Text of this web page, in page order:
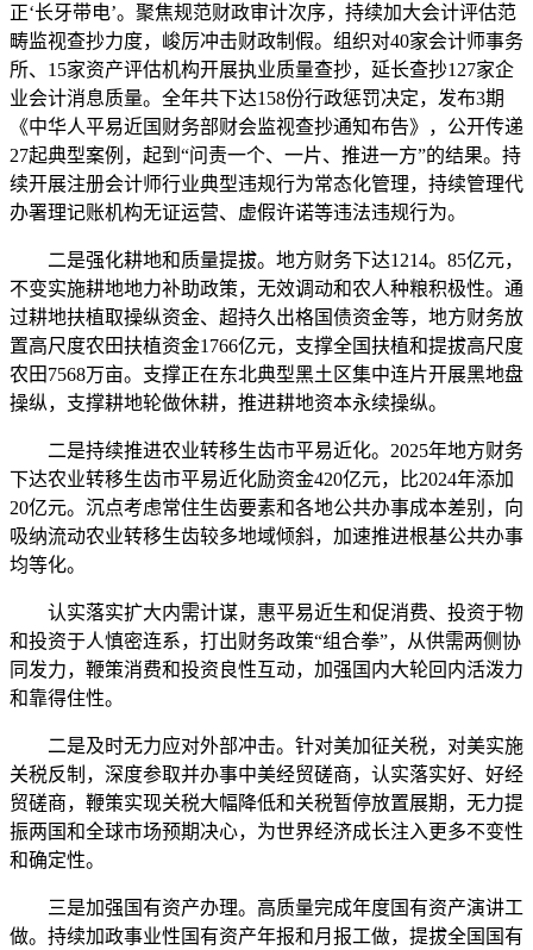
正‘长牙带电’。聚焦规范财政审计次序，持续加大会计评估范
畴监视查抄力度，峻厉冲击财政制假。组织对40家会计师事务
所、15家资产评估机构开展执业质量查抄，延长查抄127家企
业会计消息质量。全年共下达158份行政惩罚决定，发布3期
《中华人平易近国财务部财会监视查抄通知布告》，公开传递
27起典型案例，起到“问责一个、一片、推进一方”的结果。持
续开展注册会计师行业典型违规行为常态化管理，持续管理代
办署理记账机构无证运营、虚假许诺等违法违规行为。
二是强化耕地和质量提拔。地方财务下达1214。85亿元，
不变实施耕地地力补助政策，无效调动和农人种粮积极性。通
过耕地扶植取操纵资金、超持久出格国债资金等，地方财务放
置高尺度农田扶植资金1766亿元，支撑全国扶植和提拔高尺度
农田7568万亩。支撑正在东北典型黑土区集中连片开展黑地盘
操纵，支撑耕地轮做休耕，推进耕地资本永续操纵。
二是持续推进农业转移生齿市平易近化。2025年地方财务
下达农业转移生齿市平易近化励资金420亿元，比2024年添加
20亿元。沉点考虑常住生齿要素和各地公共办事成本差别，向
吸纳流动农业转移生齿较多地域倾斜，加速推进根基公共办事
均等化。
认实落实扩大内需计谋，惠平易近生和促消费、投资于物
和投资于人慎密连系，打出财务政策“组合拳”，从供需两侧协
同发力，鞭策消费和投资良性互动，加强国内大轮回内活泼力
和靠得住性。
二是及时无力应对外部冲击。针对美加征关税，对美实施
关税反制，深度参取并办事中美经贸磋商，认实落实好、好经
贸磋商，鞭策实现关税大幅降低和关税暂停放置展期，无力提
振两国和全球市场预期决心，为世界经济成长注入更多不变性
和确定性。
三是加强国有资产办理。高质量完成年度国有资产演讲工
做。持续加政事业性国有资产年报和月报工做，提拔全国国有